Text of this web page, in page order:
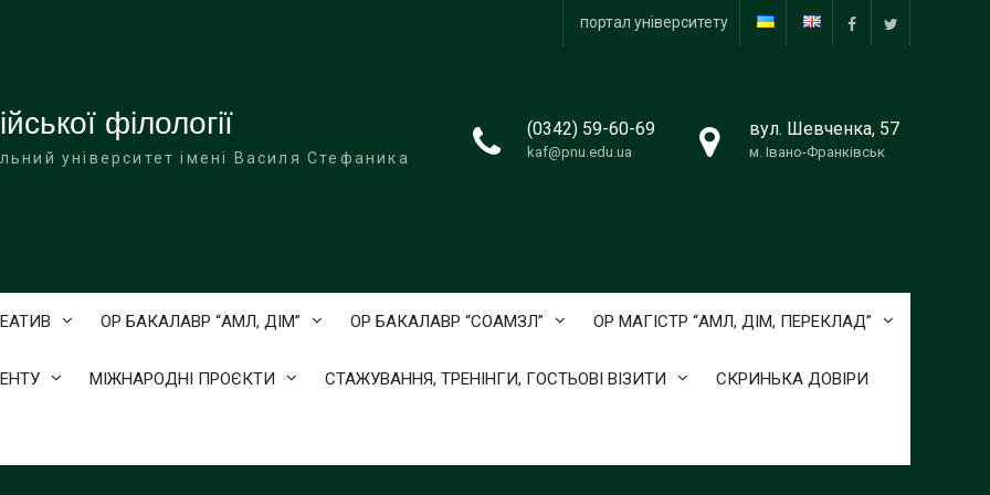
facebooktwitter
портал університету
філології
університет імені Василя Стефаника
(0342) 59-60-69
kaf@pnu.edu.ua
вул. Шевченка, 57
м. Івано-Франківськ
ОР БАКАЛАВР “АМЛ, ДІМ” ОР БАКАЛАВР “СОАМЗЛ” ОР МАГІСТР “АМЛ, ДІМ, ПЕРЕКЛАД”
МІЖНАРОДНІ ПРОЄКТИ СТАЖУВАННЯ, ТРЕНІНГИ, ГОСТЬОВІ ВІЗИТИ СКРИНЬКА ДОВІРИ